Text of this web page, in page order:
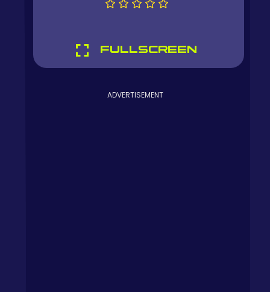
FULLSCREEN
ADVERTISEMENT